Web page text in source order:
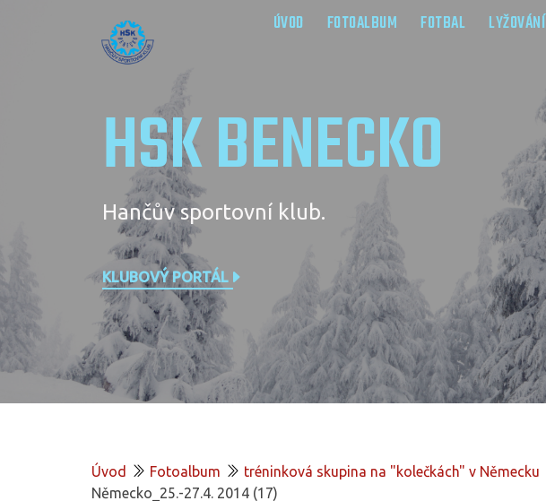
ÚVOD FOTOALBUM FOTBAL LYŽOVÁNÍ
HSK BENECKO
Hančův sportovní klub.
KLUBOVÝ PORTÁL
Úvod Fotoalbum tréninková skupina na "kolečkách" v Německu
Německo_25.-27.4. 2014 (17)